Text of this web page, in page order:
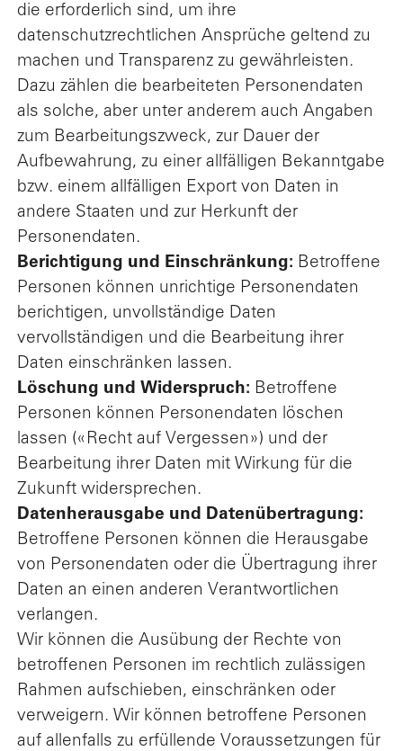
die erforderlich sind, um ihre
datenschutzrechtlichen Ansprüche geltend zu
machen und Transparenz zu gewährleisten.
Dazu zählen die bearbeiteten Personendaten
als solche, aber unter anderem auch Angaben
zum Bearbeitungszweck, zur Dauer der
Aufbewahrung, zu einer allfälligen Bekanntgabe
bzw. einem allfälligen Export von Daten in
andere Staaten und zur Herkunft der
Personendaten.
Berichtigung und Einschränkung: Betroffene
Personen können unrichtige Personendaten
berichtigen, unvollständige Daten
vervollständigen und die Bearbeitung ihrer
Daten einschränken lassen.
Löschung und Widerspruch: Betroffene
Personen können Personendaten löschen
lassen («Recht auf Vergessen») und der
Bearbeitung ihrer Daten mit Wirkung für die
Zukunft widersprechen.
Datenherausgabe und Datenübertragung:
Betroffene Personen können die Herausgabe
von Personendaten oder die Übertragung ihrer
Daten an einen anderen Verantwortlichen
verlangen.
Wir können die Ausübung der Rechte von
betroffenen Personen im rechtlich zulässigen
Rahmen aufschieben, einschränken oder
verweigern. Wir können betroffene Personen
auf allenfalls zu erfüllende Voraussetzungen für